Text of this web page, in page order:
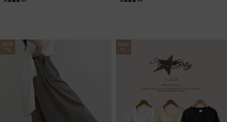
NEW
7%
NEW
7%